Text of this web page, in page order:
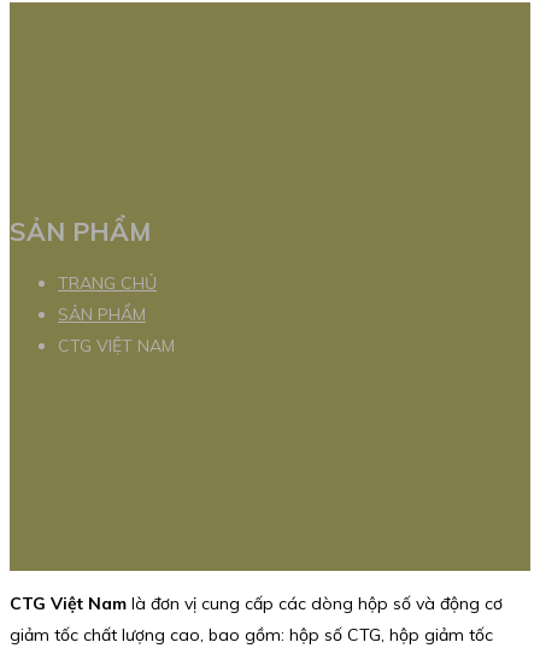
SẢN PHẨM
TRANG CHỦ
SẢN PHẨM
CTG VIỆT NAM
CTG Việt Nam là đơn vị cung cấp các dòng hộp số và động cơ
giảm tốc chất lượng cao, bao gồm: hộp số CTG, hộp giảm tốc